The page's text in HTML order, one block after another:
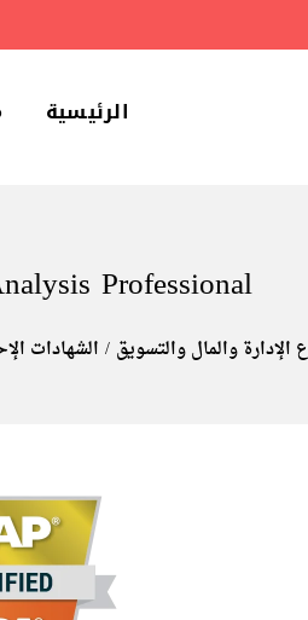
الرئيسية
Professional
الإدارة والمال والتسويق الشهادات